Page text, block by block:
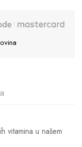
vitamina u našem